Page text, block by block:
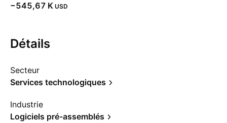
‪−545,67 K‬ USD
Détails
Secteur
Services technologiques
Industrie
Logiciels pré-assemblés